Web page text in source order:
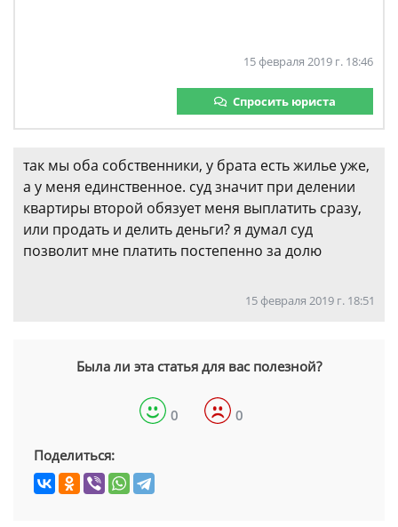
15 февраля 2019 г. 18:46
Спросить юриста
так мы оба собственники, у брата есть жилье уже,
а у меня единственное. суд значит при делении
квартиры второй обязует меня выплатить сразу,
или продать и делить деньги? я думал суд
позволит мне платить постепенно за долю
15 февраля 2019 г. 18:51
Была ли эта статья для вас полезной?
0 0
Поделиться: